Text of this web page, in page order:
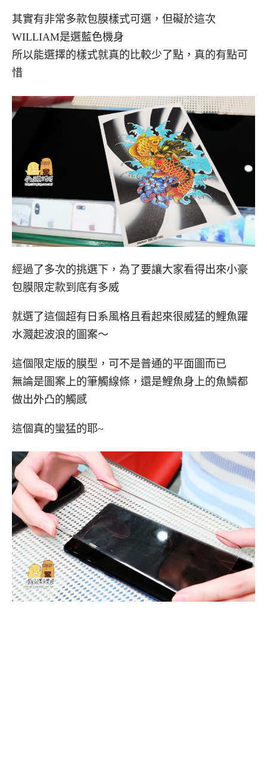
其實有非常多款包膜樣式可選，但礙於這次
WILLIAM是選藍色機身
所以能選擇的樣式就真的比較少了點，真的有點可
惜
經過了多次的挑選下，為了要讓大家看得出來小豪
包膜限定款到底有多威
就選了這個超有日系風格且看起來很威猛的鯉魚躍
水濺起波浪的圖案～
這個限定版的膜型，可不是普通的平面圖而已
無論是圖案上的筆觸線條，還是鯉魚身上的魚鱗都
做出外凸的觸感
這個真的蠻猛的耶~